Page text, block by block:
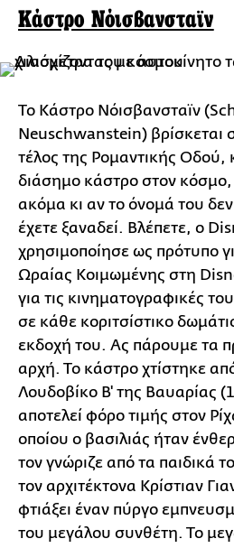
Κάστρο Νόισβανσταϊν
Το Κάστρο Νόισβανσταϊν
Neuschwanstein) βρίσκεται
τέλος της Ρομαντικής Οδού,
διάσημο κάστρο στον
ακόμα κι αν το όνομά του δεν
έχετε ξαναδεί. Βλέπετε, ο
χρησιμοποίησε ως πρότυπο
Ωραίας Κοιμωμένης στη
για τις κινηματογραφικές
σε κάθε κοριτσίστικο
εκδοχή του. Ας πάρουμε τα
αρχή. Το κάστρο χτίστηκε
Λουδοβίκο Β' της Βαυαρίας
αποτελεί φόρο τιμής στον
οποίου ο βασιλιάς ήταν
τον γνώριζε από τα παιδικά
τον αρχιτέκτονα Κρίστιαν
φτιάξει έναν πύργο
του μεγάλου συνθέτη. Το